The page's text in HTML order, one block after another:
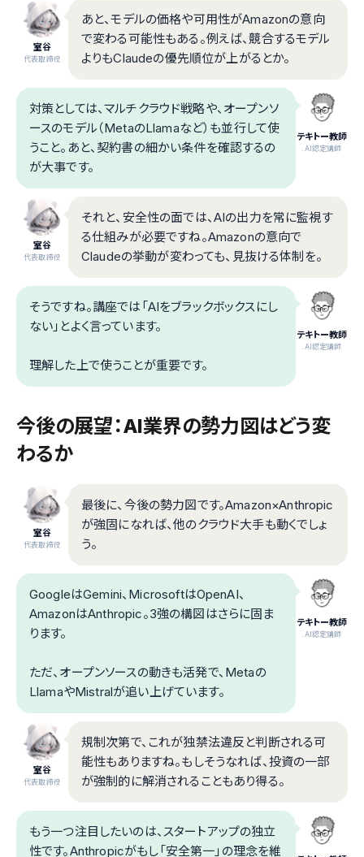
室谷
代表取締役
あと、モデルの価格や可用性がAmazonの意向
で変わる可能性もある。例えば、競合するモデル
よりもClaudeの優先順位が上がるとか。
テキトー教師
.AI認定講師
対策としては、マルチクラウド戦略や、オープンソ
ースのモデル（MetaのLlamaなど）も並行して使
うこと。あと、契約書の細かい条件を確認するの
が大事です。
室谷
代表取締役
それと、安全性の面では、AIの出力を常に監視す
る仕組みが必要ですね。Amazonの意向で
Claudeの挙動が変わっても、見抜ける体制を。
テキトー教師
.AI認定講師
そうですね。講座では「AIをブラックボックスにし
ない」とよく言っています。
理解した上で使うことが重要です。
今後の展望：AI業界の勢力図はどう変
わるか
室谷
代表取締役
最後に、今後の勢力図です。Amazon×Anthropic
が強固になれば、他のクラウド大手も動くでしょ
う。
テキトー教師
.AI認定講師
GoogleはGemini、MicrosoftはOpenAI、
AmazonはAnthropic。3強の構図はさらに固ま
ります。
ただ、オープンソースの動きも活発で、Metaの
LlamaやMistralが追い上げています。
室谷
代表取締役
規制次第で、これが独禁法違反と判断される可
能性もありますね。もしそうなれば、投資の一部
が強制的に解消されることもあり得る。
もう一つ注目したいのは、スタートアップの独立
性です。Anthropicがもし「安全第一」の理念を維